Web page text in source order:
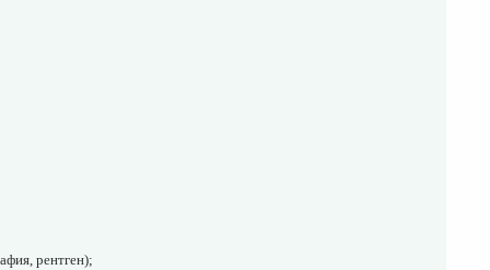
рентген);